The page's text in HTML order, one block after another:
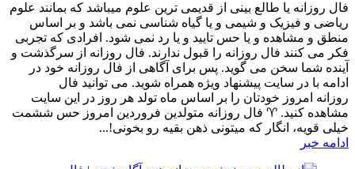
فال روزانه یا طالع بینی از قدیمی ترین علوم میباشد که بمانند علوم
ریاضی و فیزیک و شیمی و یا گیاه شناسی نمی باشد و بر اساس
منطق و مشاهده و یا حس تایید و یا رد نمی شود. افرادی که تجربی
فکر می کنند فال روزانه را قبول ندارند. فال روزانه از سرگذشت و
آینده شما سخن می گوید. پس برای آگاهی از فال روزانه خود در
ادامه با در سایت پیشنهاد ویژه همراه شوید. می توانید فال
روزانه امروز خودتان را بر اساس ماه تولد هر روز در این سایت
مشاهده کنید. ♈ فال روزانه متولدین فروردین امروز حس ششمت
خیلی قویه، انگار که میتونی ذهن بقیه رو بخونی!...
ادامه خبر